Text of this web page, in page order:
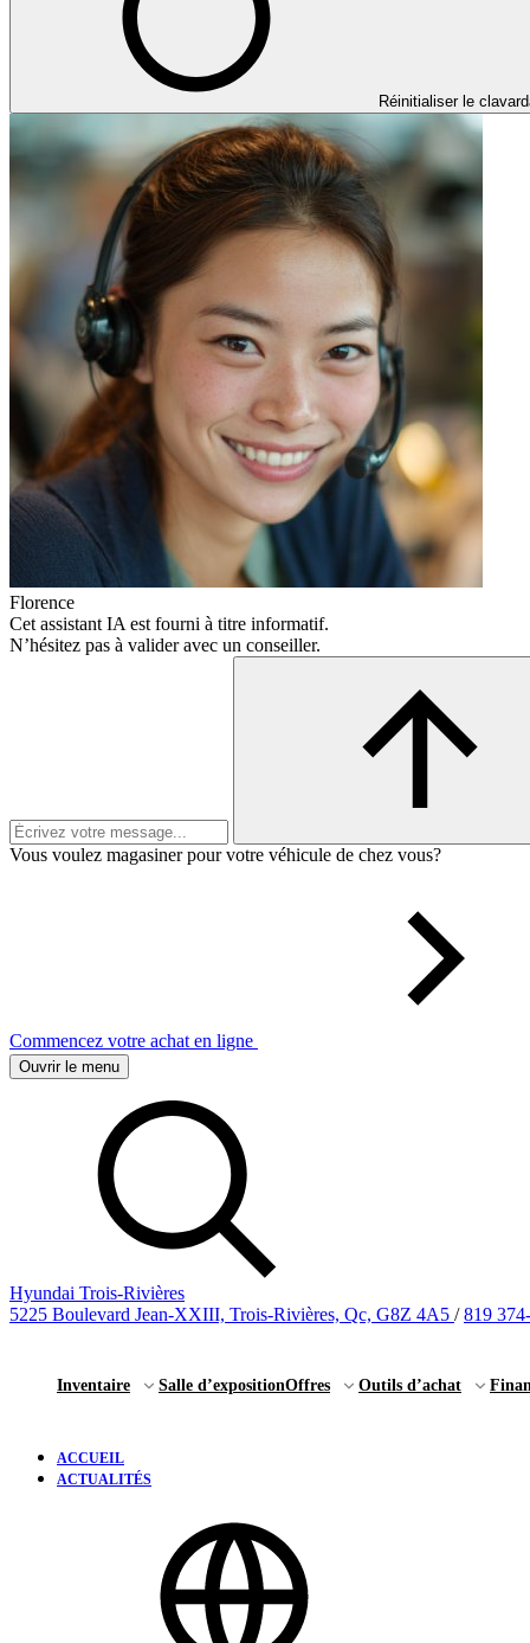
Réinitialiser le
Florence
Cet assistant IA est fourni à titre informatif.
N’hésitez pas à valider avec un conseiller.
Vous voulez magasiner pour votre véhicule de chez vous?
Commencez votre achat en ligne
Ouvrir le menu
Hyundai Trois-Rivières
5225 Boulevard Jean-XXIII, Trois-Rivières, Qc, G8Z 4A5 / 819
Inventaire Salle d’expositionOffres Outils d’achat
ACCUEIL
ACTUALITÉS